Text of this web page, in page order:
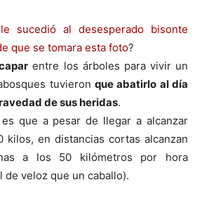
sucedió al desesperado bisonte
que se tomara esta foto?
entre los árboles para vivir un
tuvieron que abatirlo al día
de sus heridas.
que a pesar de llegar a alcanzar
kilos, en distancias cortas alcanzan
a los 50 kilómetros por hora
de veloz que un caballo).